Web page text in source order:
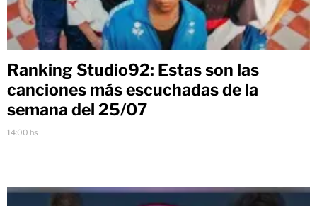
Ranking Studio92: Estas son las
canciones más escuchadas de la
semana del 25/07
14:00 hs